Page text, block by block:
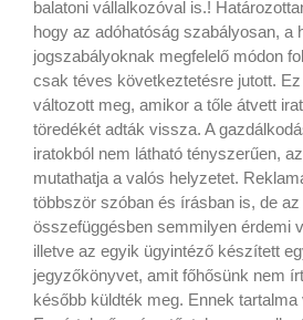
balatoni vállalkozóval is.!
hogy az adóhatóság szabályosan, a
jogszabályoknak megfelelő módon
csak téves következtetésre jutott.
változott meg, amikor a tőle átvett
töredékét adták vissza. A
iratokból nem látható tényszerűen,
mutathatja a valós helyzetet.
többször szóban és írásban is, de
összefüggésben semmilyen érdemi
illetve az egyik ügyintéző készített
jegyzőkönyvet, amit főhősünk nem
később küldték meg. Ennek tartalma